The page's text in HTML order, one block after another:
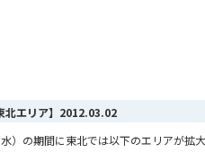
エリア】 2012.03.02
）の期間に東北では以下のエリアが拡大